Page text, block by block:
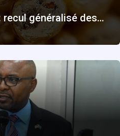
recul généralisé des…